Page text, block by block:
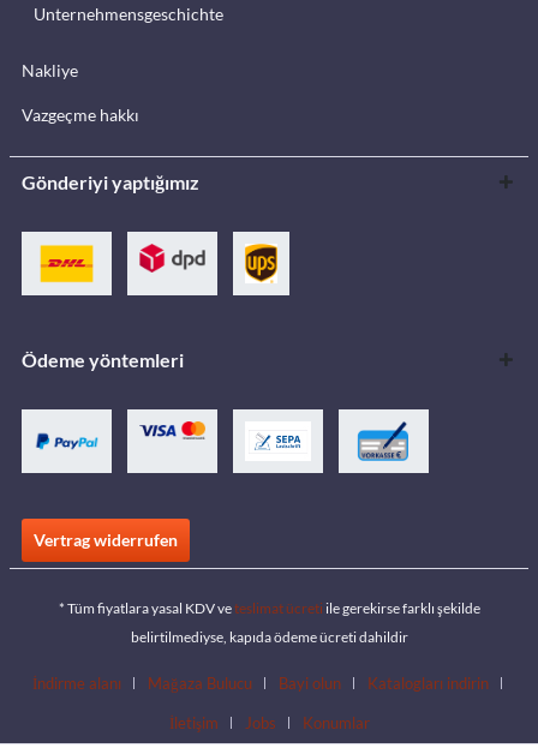
Unternehmensgeschichte
Nakliye
Vazgeçme hakkı
Gönderiyi yaptığımız
Ödeme yöntemleri
Vertrag widerrufen
* Tüm fiyatlara yasal KDV veteslimat ücreti ile gerekirse farklı şekilde
belirtilmediyse, kapıda ödeme ücreti dahildir
İndirme alanı Mağaza Bulucu Bayi olun Katalogları indirin
İletişim Jobs Konumlar